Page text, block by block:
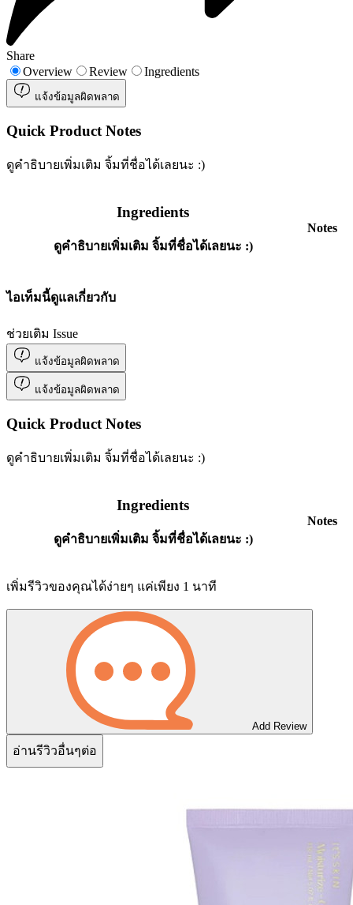
Share
Overview
Review Ingredients
แจ้งข้อมูลผิดพลาด
Quick Product Notes
ดูคำธิบายเพิ่มเติม จิ้มที่ชื่อได้เลยนะ :)
Ingredients
ดูคำธิบายเพิ่มเติม จิ้มที่ชื่อได้เลยนะ :)
Notes
ไอเท็มนี้ดูแลเกี่ยวกับ
ช่วยเติม Issue
แจ้งข้อมูลผิดพลาด
แจ้งข้อมูลผิดพลาด
Quick Product Notes
ดูคำธิบายเพิ่มเติม จิ้มที่ชื่อได้เลยนะ :)
Ingredients
ดูคำธิบายเพิ่มเติม จิ้มที่ชื่อได้เลยนะ :)
Notes
เพิ่มรีวิวของคุณได้ง่ายๆ แค่เพียง 1 นาที
Add Review
อ่านรีวิวอื่นๆต่อ